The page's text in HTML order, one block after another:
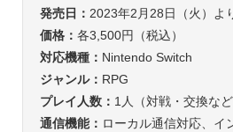
発売日 ： 2023年2月28日（火）よ
価格： 各3,500円（税込）
対応機種： Nintendo Switch
ジャンル： RPG
プレイ人数： 1人（対戦・交換な
通信機能： ローカル通信対応、イ